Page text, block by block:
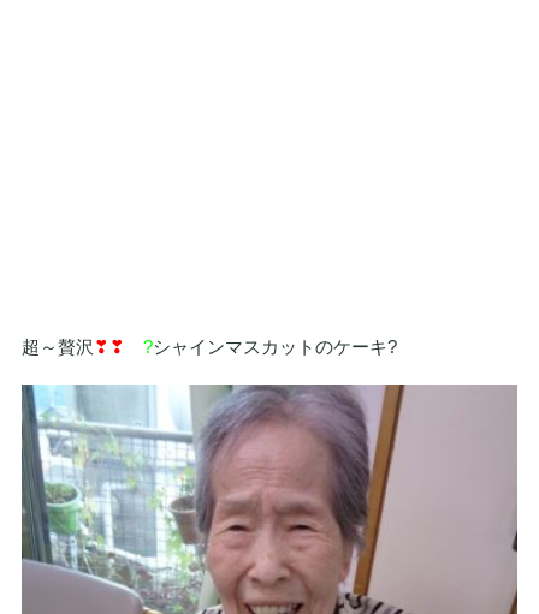
超～贅沢 ❣❣ ?シャインマスカットのケーキ?